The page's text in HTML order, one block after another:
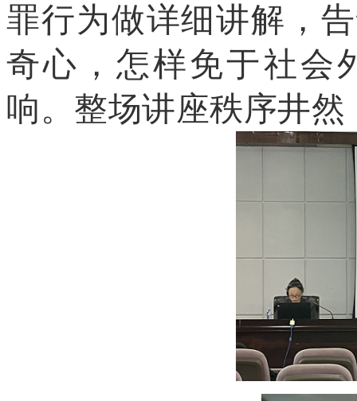
罪行为做详细讲解，
奇心，怎样免于社会
响。整场讲座秩序井